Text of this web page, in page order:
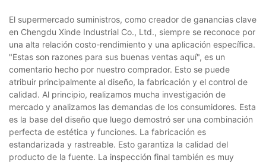
El supermercado suministros, como creador de ganancias clave
en Chengdu Xinde Industrial Co., Ltd., siempre se reconoce por
una alta relación costo-rendimiento y una aplicación específica.
"Estas son razones para sus buenas ventas aquí", es un
comentario hecho por nuestro comprador. Esto se puede
atribuir principalmente al diseño, la fabricación y el control de
calidad. Al principio, realizamos mucha investigación de
mercado y analizamos las demandas de los consumidores. Esta
es la base del diseño que luego demostró ser una combinación
perfecta de estética y funciones. La fabricación es
estandarizada y rastreable. Esto garantiza la calidad del
producto de la fuente. La inspección final también es muy